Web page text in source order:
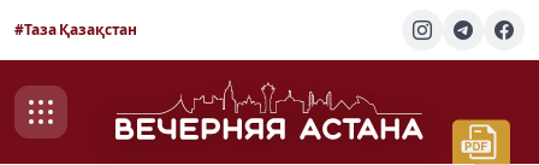
#Таза Қазақстан